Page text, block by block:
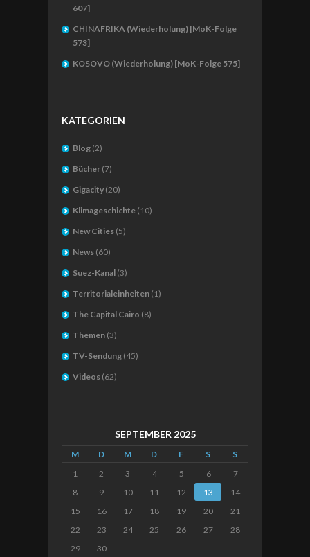
607]
CHINAFRIKA (Wiederholung) [MoK-Folge
573]
KOSOVO (Wiederholung) [MoK-Folge 575]
KATEGORIEN
Blog (2)
Bücher (7)
Gigacity (20)
Klimageschichte (10)
New Cities (5)
News (60)
Suez-Kanal (3)
Territorialeinheiten (1)
The Capital Cairo (8)
Themen (3)
TV-Sendung (45)
Videos (62)
SEPTEMBER 2025
M D M D F S
S
1
2 3 4 5 6
7
8
9 10 11 12 13
14
15
16 17 18 19 20
21
22
23 24 25 26 27
28
29
30